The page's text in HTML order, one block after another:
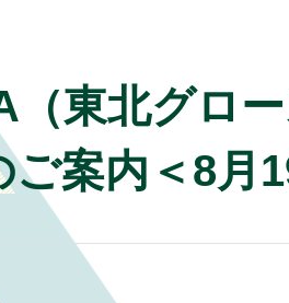
（東北グロ
ご案内＜8月